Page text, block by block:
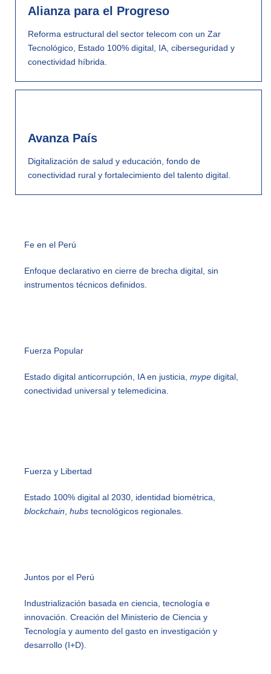
Alianza para el Progreso
Reforma estructural del sector telecom con un Zar
Tecnológico, Estado 100% digital, IA, ciberseguridad y
conectividad híbrida.
Avanza País
Digitalización de salud y educación, fondo de
conectividad rural y fortalecimiento del talento digital.
Fe en el Perú
Enfoque declarativo en cierre de brecha digital, sin
instrumentos técnicos definidos.
Fuerza Popular
Estado digital anticorrupción, IA en justicia, mype digital,
conectividad universal y telemedicina.
Fuerza y Libertad
Estado 100% digital al 2030, identidad biométrica,
blockchain, hubs tecnológicos regionales.
Juntos por el Perú
Industrialización basada en ciencia, tecnología e
innovación. Creación del Ministerio de Ciencia y
Tecnología y aumento del gasto en investigación y
desarrollo (I+D).